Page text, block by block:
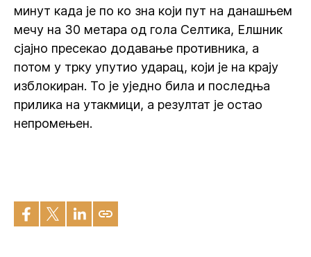
минут када је по ко зна који пут на данашњем
мечу на 30 метара од гола Селтика, Елшник
сјајно пресекао додавање противника, а
потом у трку упутио ударац, који је на крају
изблокиран. То је уједно била и последња
прилика на утакмици, а резултат је остао
непромењен.